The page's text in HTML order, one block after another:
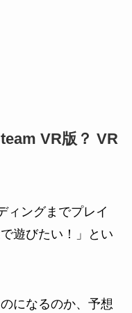
VR版？ VR
ィングまでプレイ
遊びたい！」とい
になるのか、予想